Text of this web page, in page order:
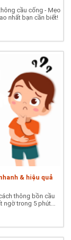
cầu cống - Mẹo
nhất bạn cần biết!
& hiệu quả
thông bồn cầu
trong 5 phút...